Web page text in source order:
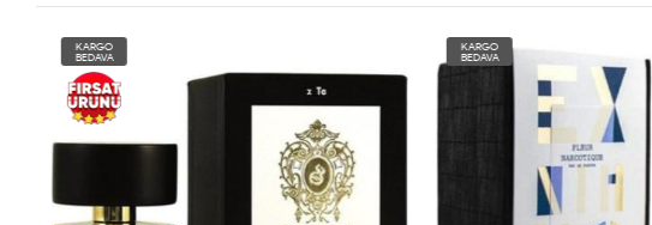
KARGO
BEDAVA
KARGO
BEDAVA